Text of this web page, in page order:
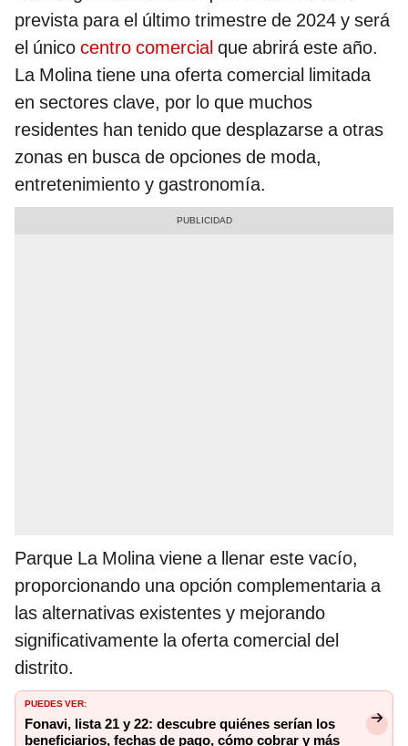
prevista para el último trimestre de 2024 y será
el único centro comercial que abrirá este año.
La Molina tiene una oferta comercial limitada
en sectores clave, por lo que muchos
residentes han tenido que desplazarse a otras
zonas en busca de opciones de moda,
entretenimiento y gastronomía.
Parque La Molina viene a llenar este vacío,
proporcionando una opción complementaria a
las alternativas existentes y mejorando
significativamente la oferta comercial del
distrito.
PUEDES VER:
Fonavi, lista 21 y 22: descubre quiénes serían los
beneficiarios, fechas de pago, cómo cobrar y más